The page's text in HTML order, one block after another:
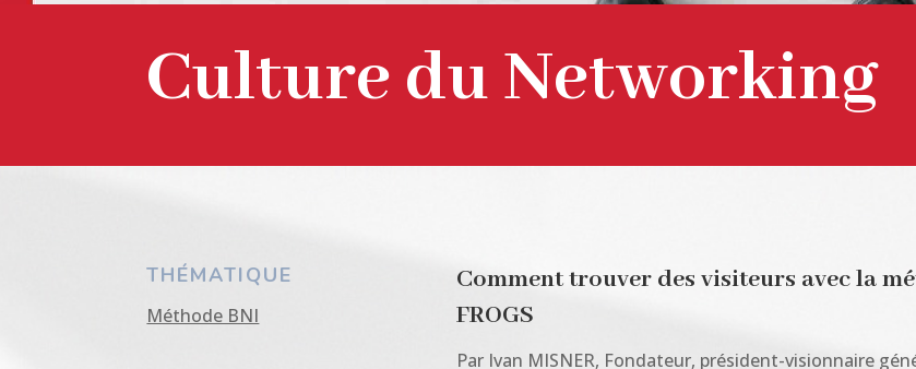
Culture du Networking
THÉMATIQUE
Méthode BNI
Comment trouver des visiteurs avec la
FROGS
Par Ivan MISNER, Fondateur, président-visionnaire